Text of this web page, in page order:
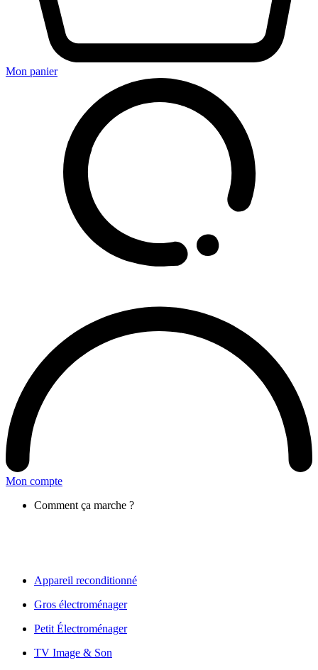
Mon panier
Mon compte
Comment ça marche ?
Appareil reconditionné
Gros électroménager
Petit Électroménager
TV Image & Son